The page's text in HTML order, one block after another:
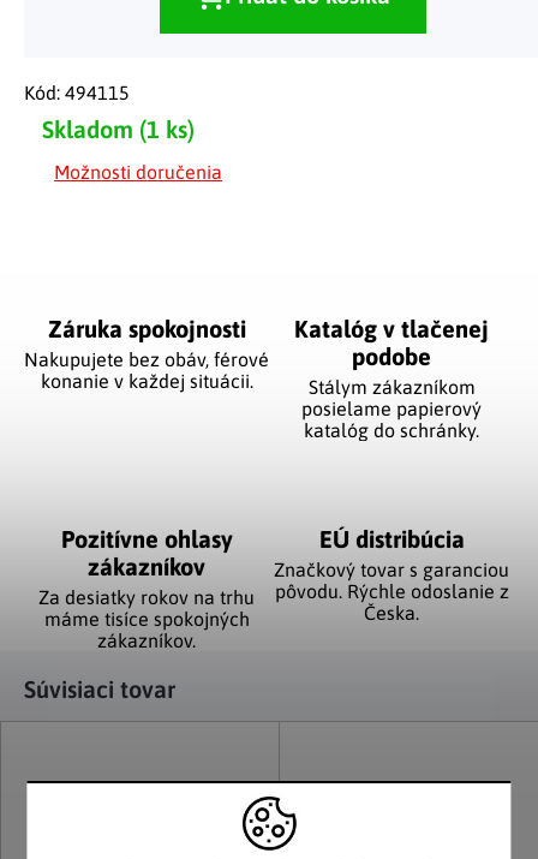
Skladom (1 ks)
Možnosti doručenia
Kód: 494115
Záruka spokojnosti
Nakupujete bez obáv, férové
​​konanie v každej situácii.
Katalóg v tlačenej
podobe
Stálym zákazníkom
posielame papierový
katalóg do schránky.
Pozitívne ohlasy
zákazníkov
Za desiatky rokov na trhu
máme tisíce spokojných
zákazníkov.
EÚ distribúcia
Značkový tovar s garanciou
pôvodu. Rýchle odoslanie z
Česka.
Súvisiaci tovar